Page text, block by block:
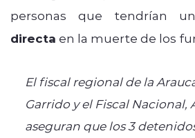
personas que tendrían
directa en la muerte de los
El fiscal regional de la
Garrido y el Fiscal Nacional,
aseguran que los 3